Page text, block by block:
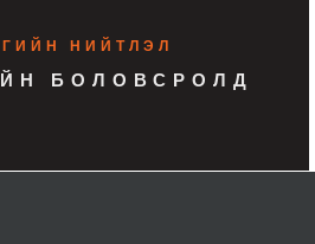
НИЙТЛЭЛ
БОЛОВСРОЛД